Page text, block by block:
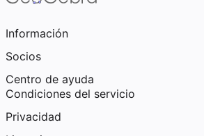
Información
Socios
Centro de ayuda
Condiciones del servicio
Privacidad